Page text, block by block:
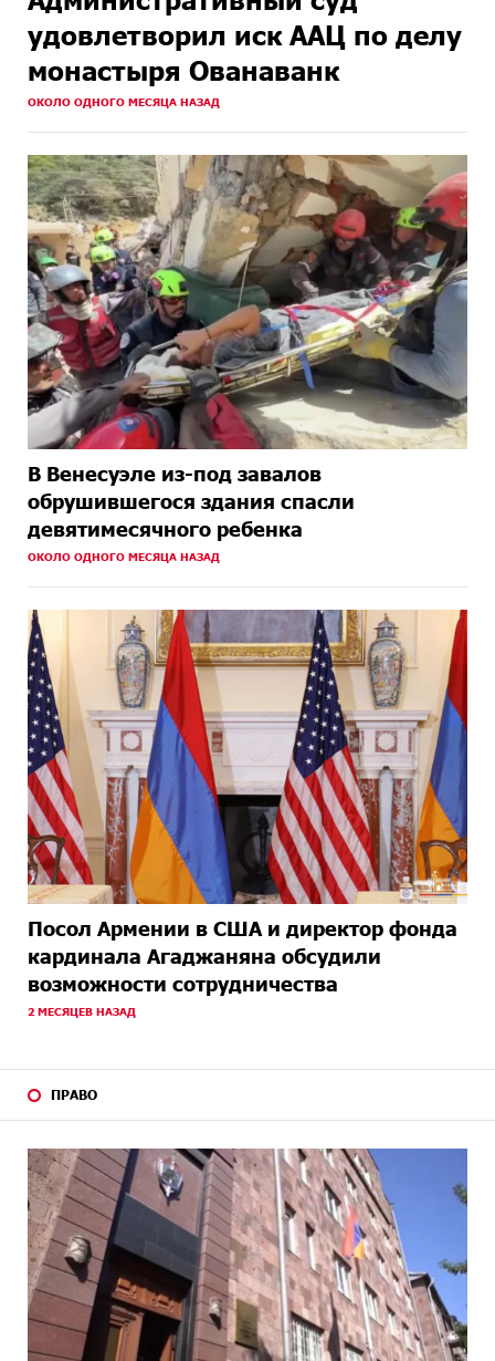
удовлетворил иск ААЦ по делу
монастыря Ованаванк
ОКОЛО ОДНОГО МЕСЯЦА НАЗАД
В Венесуэле из-под завалов
обрушившегося здания спасли
девятимесячного ребенка
ОКОЛО ОДНОГО МЕСЯЦА НАЗАД
Посол Армении в США и директор фонда
кардинала Агаджаняна обсудили
возможности сотрудничества
2 МЕСЯЦЕВ НАЗАД
ПРАВО